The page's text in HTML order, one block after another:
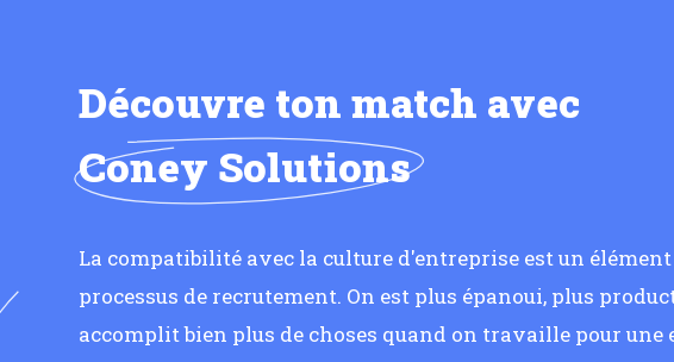
Découvre ton match avec
Coney Solutions
La compatibilité avec la culture d'entreprise est un
processus de recrutement. On est plus épanoui, plus
accomplit bien plus de choses quand on travaille pour une